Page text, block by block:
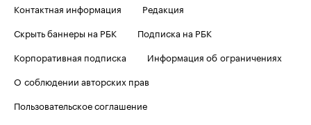
Контактная информация
Редакция
Скрыть баннеры на РБК
Подписка на РБК
Корпоративная подписка
Информация об ограничениях
О соблюдении авторских прав
Пользовательское соглашение